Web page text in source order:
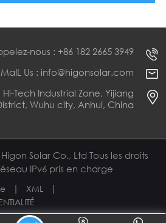
nous : +86 182 2665 3949
MaIL Us : info@higonsolar.com
Tech Industrial Zone, Yijiang
Wuhu city, Anhui, China
Solar Co., Ltd Tous les droits
IPv6 pris en charge
| XML |